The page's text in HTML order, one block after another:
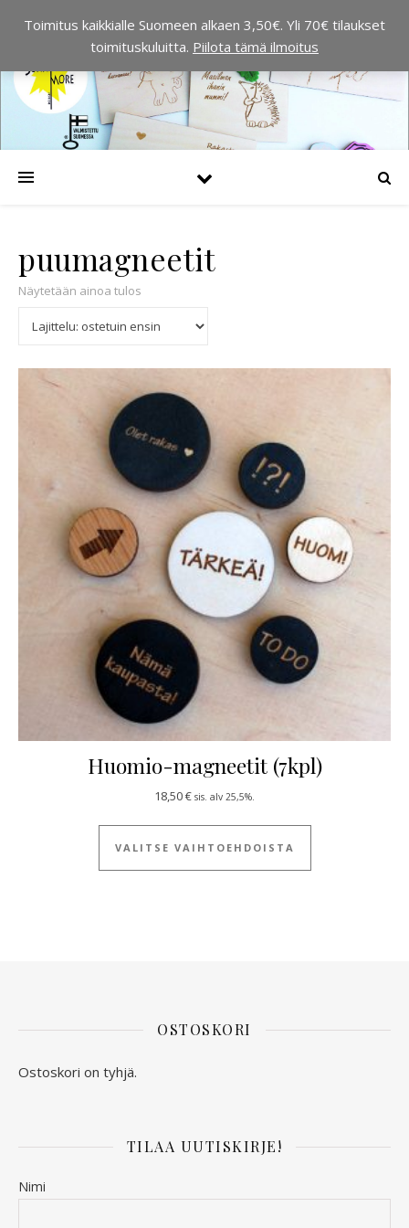
puumagneetit
Näytetään ainoa tulos
Huomio-magneetit (7kpl)
18,50€ sis. alv 25,5%.
VALITSE VAIHTOEHDOISTA
Tällä tuotteella
OSTOSKORI
Ostoskori on tyhjä.
TILAA UUTISKIRJE!
Nimi
Toimitus kaikkialle Suomeen alkaen 3,50€. Yli 70€ tilaukset
toimituskuluitta. Piilota tämä ilmoitus